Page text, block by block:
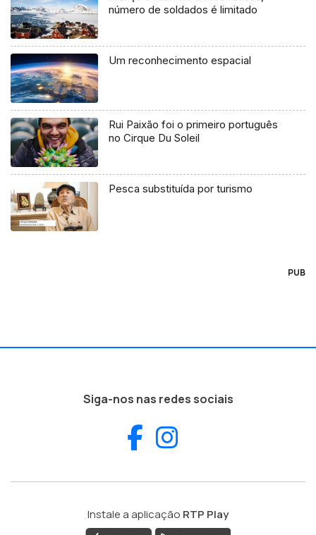
número de soldados é limitado
Um reconhecimento espacial
Rui Paixão foi o primeiro português
no Cirque Du Soleil
Pesca substituída por turismo
PUB
Siga-nos nas redes sociais
Facebook
Instale a aplicação RTP Play